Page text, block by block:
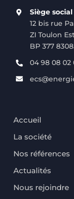
Siège social
12 bis rue
ZI Toulon
BP 377
04 98 08 02
Accueil
La société
Nos références
Actualités
Nous rejoindre